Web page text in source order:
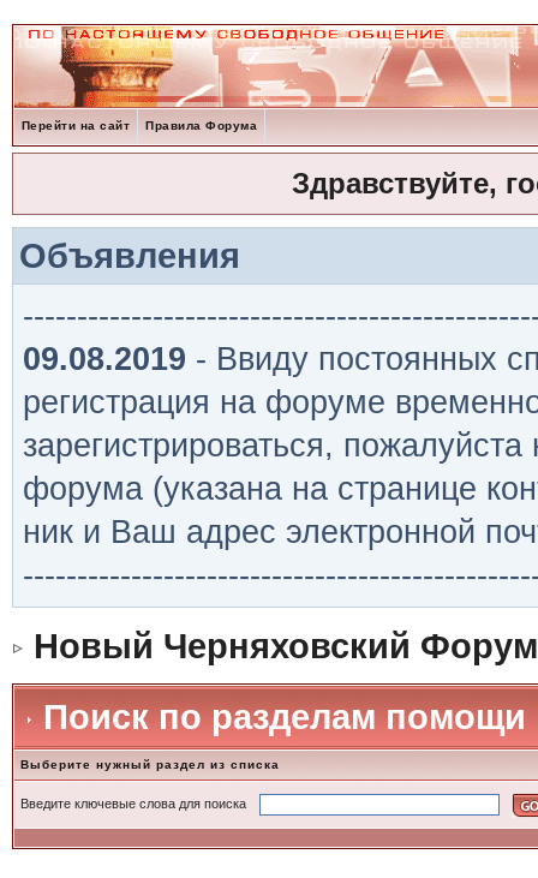
Перейти на сайт Правила Форума
Здравствуйте,
Объявления
09.08.2019 - Ввиду постоянных
регистрация на форуме
зарегистрироваться,
форума (указана на странице
ник и Ваш адрес электронной
Новый Черняховский Форум
Поиск по разделам помощи
Выберите нужный раздел из списка
Введите ключевые слова для поиска